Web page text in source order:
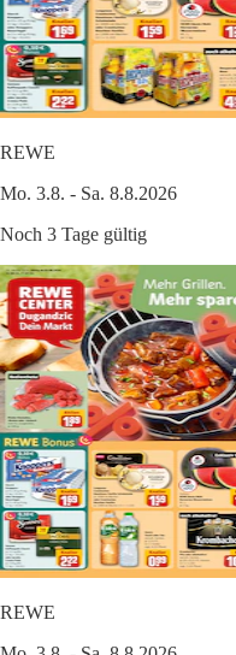
REWE
Mo. 3.8. - Sa. 8.8.2026
Noch 3 Tage gültig
REWE